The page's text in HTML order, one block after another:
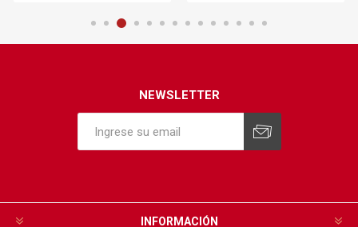
NEWSLETTER
INFORMACIÓN